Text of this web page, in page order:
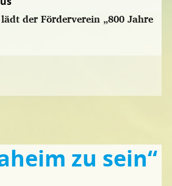
der Förderverein „800 Jahre
zu sein“